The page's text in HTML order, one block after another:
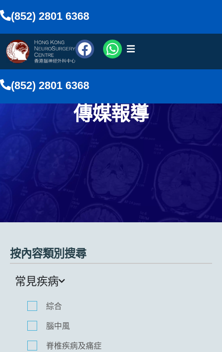
(852) 2801 6368
醫療團隊
(852) 2801 6368
傳媒報導
按內容類別搜尋
常見疾病
綜合
腦中風
脊椎疾病及痛症